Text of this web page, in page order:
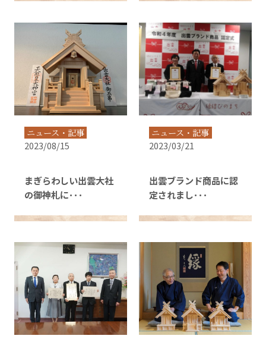
ニュース・記事
2023/08/15
まぎらわしい出雲大社
の御神札に･･･
ニュース・記事
2023/03/21
出雲ブランド商品に認
定されまし･･･